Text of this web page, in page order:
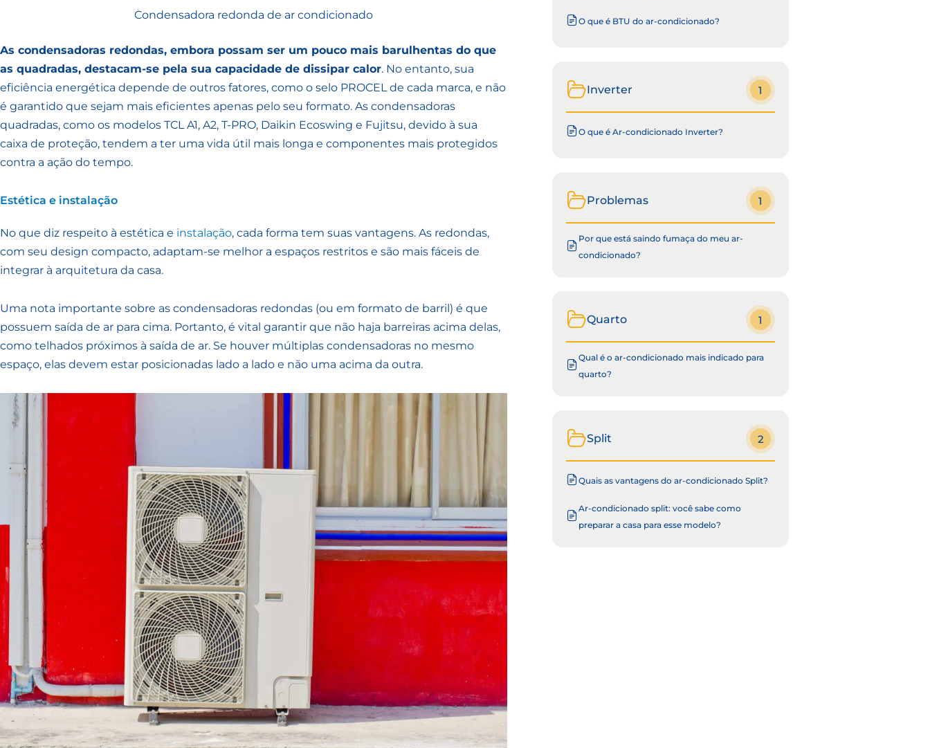
Condensadora redonda de ar condicionado
As condensadoras redondas, embora possam ser um pouco mais barulhentas do que
as quadradas, destacam-se pela sua capacidade de dissipar calor. No entanto, sua
eficiência energética depende de outros fatores, como o selo PROCEL de cada marca, e não
é garantido que sejam mais eficientes apenas pelo seu formato. As condensadoras
quadradas, como os modelos TCL A1, A2, T-PRO, Daikin Ecoswing e Fujitsu, devido à sua
caixa de proteção, tendem a ter uma vida útil mais longa e componentes mais protegidos
contra a ação do tempo.
Estética e instalação
No que diz respeito à estética e instalação, cada forma tem suas vantagens. As redondas,
com seu design compacto, adaptam-se melhor a espaços restritos e são mais fáceis de
integrar à arquitetura da casa.
Uma nota importante sobre as condensadoras redondas (ou em formato de barril) é que
possuem saída de ar para cima. Portanto, é vital garantir que não haja barreiras acima delas,
como telhados próximos à saída de ar. Se houver múltiplas condensadoras no mesmo
espaço, elas devem estar posicionadas lado a lado e não uma acima da outra.
O que é BTU do ar-condicionado?
Inverter 1
O que é Ar-condicionado Inverter?
Problemas 1
Por que está saindo fumaça do meu ar-
condicionado?
Quarto 1
Qual é o ar-condicionado mais indicado para
quarto?
Split 2
Quais as vantagens do ar-condicionado Split?
Ar-condicionado split: você sabe como
preparar a casa para esse modelo?